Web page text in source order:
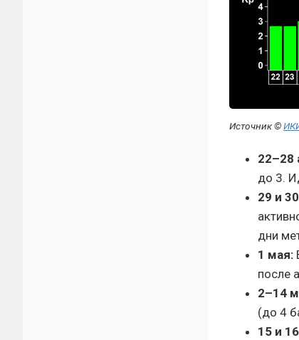
Источник ©
22–28
до 3.
29 и
дни
1 мая:
после
2–14
(до 4
15 и